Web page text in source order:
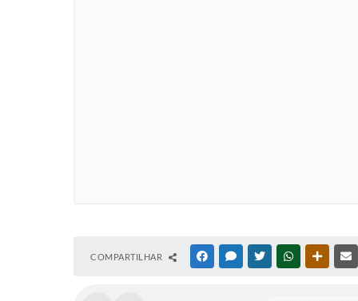
COMPARTILHAR FACEBOOKMESSENGER
TWITTERWHATSAPP